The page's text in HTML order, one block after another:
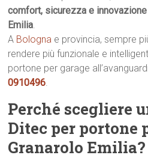
comfort, sicurezza e
Emilia.
A Bologna e provincia, sempre
rendere più funzionale e
portone per garage
0910496.
Perché scegliere
Ditec per portone
Granarolo Emilia?